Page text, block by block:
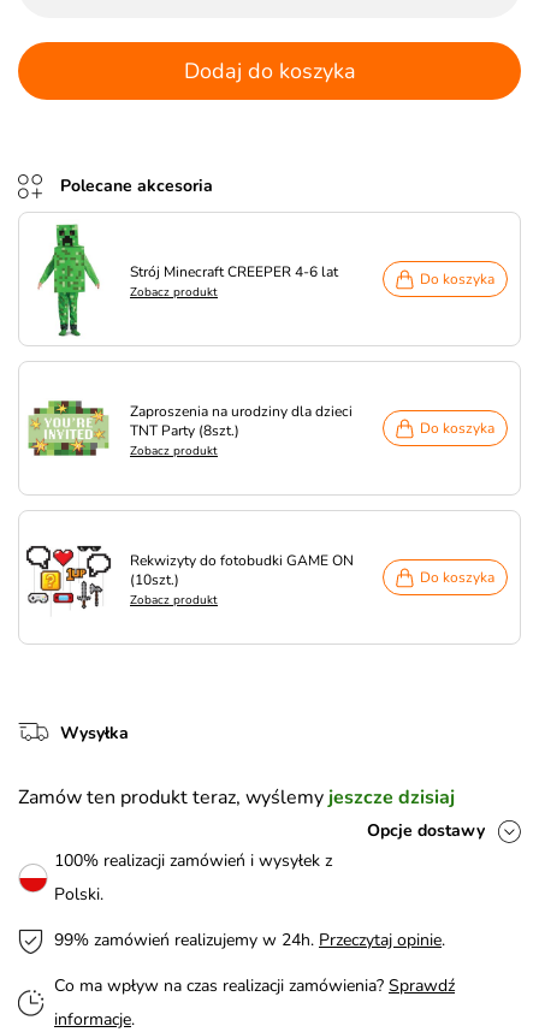
Dodaj do koszyka
Polecane akcesoria
Strój Minecraft CREEPER 4-6 lat
Zobacz produkt
Do koszyka
Zaproszenia na urodziny dla dzieci
TNT Party (8szt.)
Zobacz produkt
Do koszyka
Rekwizyty do fotobudki GAME ON
(10szt.)
Zobacz produkt
Do koszyka
Wysyłka
Zamów ten produkt teraz, wyślemy jeszcze dzisiaj
Opcje dostawy
100% realizacji zamówień i wysyłek z
Polski.
99% zamówień realizujemy w 24h. Przeczytaj opinie.
Co ma wpływ na czas realizacji zamówienia? Sprawdź
informacje.